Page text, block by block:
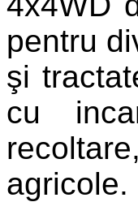
pentru
şi
cu
agricole.